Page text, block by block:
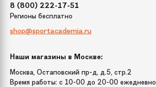
8 (800) 222-17-51
Регионы бесплатно
shop@sportacademia.ru
Наши магазины в Москве:
Москва, Остаповский пр-д, д.5, стр.2
Время работы: c 10-00 до 20-00 ежедневно